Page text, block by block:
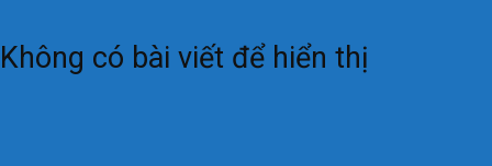
Không có bài viết để hiển thị